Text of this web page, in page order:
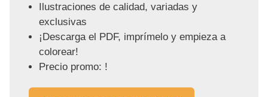
Ilustraciones de calidad, variadas y
exclusivas
¡Descarga el PDF, imprímelo y empieza a
colorear!
Precio promo: !